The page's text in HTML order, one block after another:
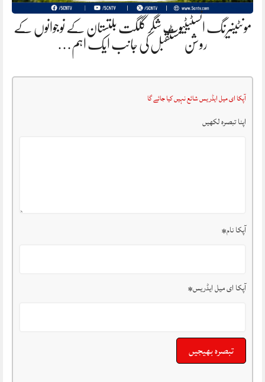
مونٹینیرنگ انسٹیٹیوٹ شگر گلگت بلتستان کے نوجوانوں کے
روشن مستقبل کی جانب ایک اہم…
آپکا ای میل ایڈریس شائع نہیں کیا جائے گا
اپنا تبصرہ لکھیں
آپکا نام*
آپکا ای میل ایڈریس*